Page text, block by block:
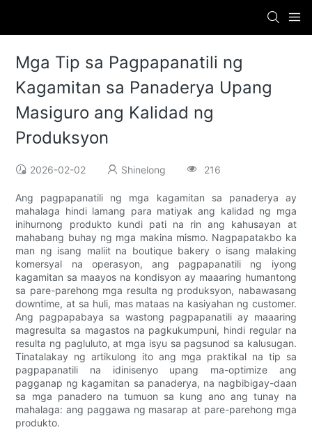
Mga Tip sa Pagpapanatili ng
Kagamitan sa Panaderya Upang
Masiguro ang Kalidad ng
Produksyon
2026-02-02 Shinelong 216
Ang pagpapanatili ng mga kagamitan sa panaderya ay
mahalaga hindi lamang para matiyak ang kalidad ng mga
inihurnong produkto kundi pati na rin ang kahusayan at
mahabang buhay ng mga makina mismo. Nagpapatakbo ka
man ng isang maliit na boutique bakery o isang malaking
komersyal na operasyon, ang pagpapanatili ng iyong
kagamitan sa maayos na kondisyon ay maaaring humantong
sa pare-parehong mga resulta ng produksyon, nabawasang
downtime, at sa huli, mas mataas na kasiyahan ng customer.
Ang pagpapabaya sa wastong pagpapanatili ay maaaring
magresulta sa magastos na pagkukumpuni, hindi regular na
resulta ng pagluluto, at mga isyu sa pagsunod sa kalusugan.
Tinatalakay ng artikulong ito ang mga praktikal na tip sa
pagpapanatili na idinisenyo upang ma-optimize ang
pagganap ng kagamitan sa panaderya, na nagbibigay-daan
sa mga panadero na tumuon sa kung ano ang tunay na
mahalaga: ang paggawa ng masarap at pare-parehong mga
produkto.